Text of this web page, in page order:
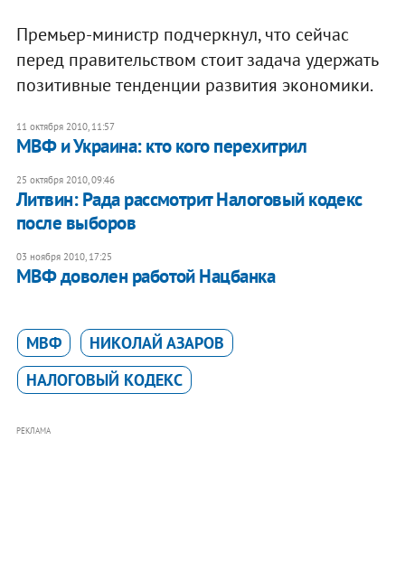
Премьер-министр подчеркнул, что сейчас
перед правительством стоит задача удержать
позитивные тенденции развития экономики.
11 октября 2010, 11:57
МВФ и Украина: кто кого перехитрил
25 октября 2010, 09:46
​Литвин: Рада рассмотрит Налоговый кодекс
после выборов
03 ноября 2010, 17:25
​МВФ доволен работой Нацбанка
МВФ
НИКОЛАЙ АЗАРОВ
НАЛОГОВЫЙ КОДЕКС
РЕКЛАМА